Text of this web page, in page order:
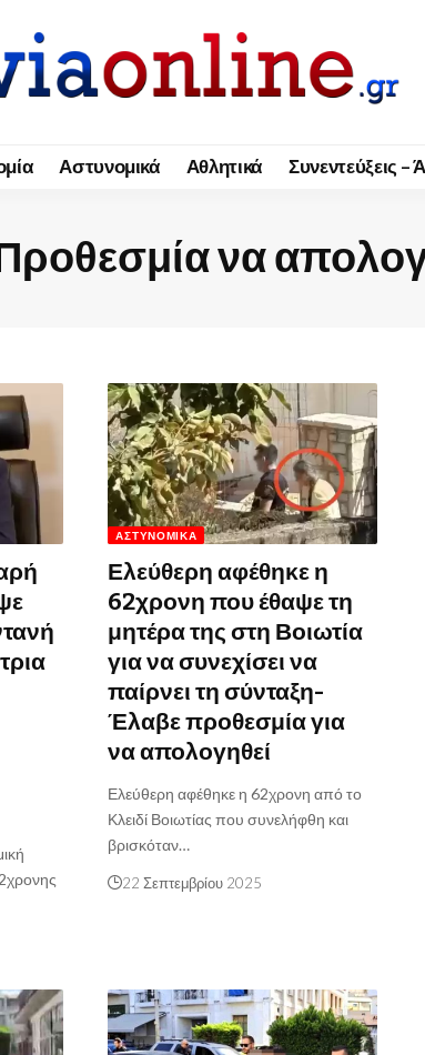
Αστυνομικά Αθλητικά Συνεντεύξεις –
να
ΑΣΤΥΝΟΜΙΚΆ
Ελεύθερη αφέθηκε η
62χρονη που έθαψε τη
μητέρα της στη Βοιωτία
για να συνεχίσει να
παίρνει τη σύνταξη-
Έλαβε προθεσμία για
να απολογηθεί
Ελεύθερη αφέθηκε η 62χρονη από το
Κλειδί Βοιωτίας που συνελήφθη και
βρισκόταν…
22 Σεπτεμβρίου 2025